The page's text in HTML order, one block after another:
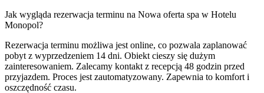
Jak wygląda rezerwacja terminu na Nowa oferta spa w Hotelu
Monopol?
Rezerwacja terminu możliwa jest online, co pozwala zaplanować
pobyt z wyprzedzeniem 14 dni. Obiekt cieszy się dużym
zainteresowaniem. Zalecamy kontakt z recepcją 48 godzin przed
przyjazdem. Proces jest zautomatyzowany. Zapewnia to komfort i
oszczędność czasu.